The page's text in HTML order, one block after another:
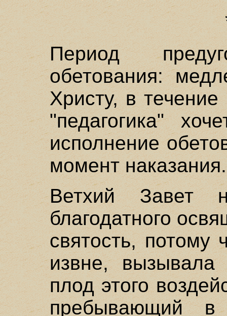
Период
обетования:
Христу, в течение
"педагогика"
исполнение
момент наказания.
Ветхий Завет
благодатного
святость, потому
извне,
плод этого
пребывающий